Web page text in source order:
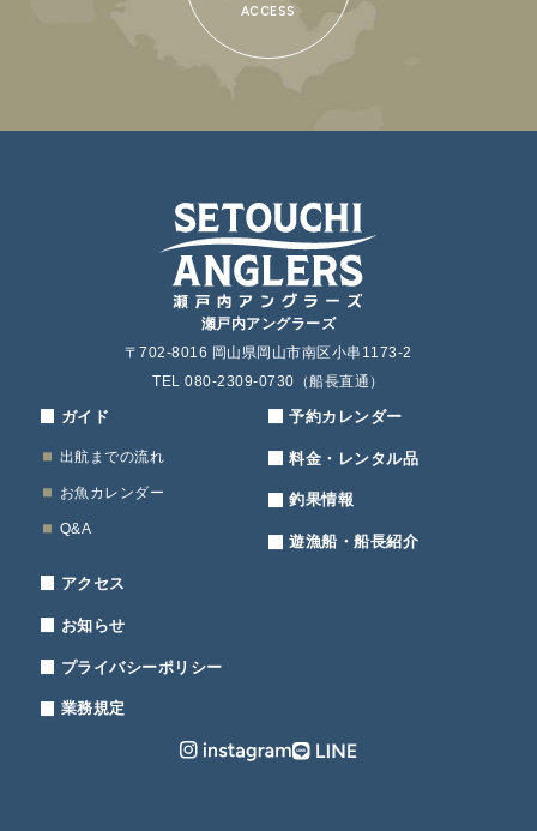
ACCESS
瀬戸内アングラーズ
〒702-8016 岡山県岡山市南区小串1173-2
TEL 080-2309-0730（船長直通）
ガイド
出航までの流れ
お魚カレンダー
Q&A
予約カレンダー
料金・レンタル品
釣果情報
遊漁船・船長紹介
アクセス
お知らせ
プライバシーポリシー
業務規定